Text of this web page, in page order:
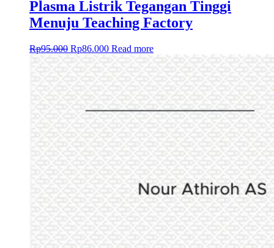
Plasma Listrik Tegangan Tinggi
Menuju Teaching Factory
Rp95.000 Rp86.000 Read more